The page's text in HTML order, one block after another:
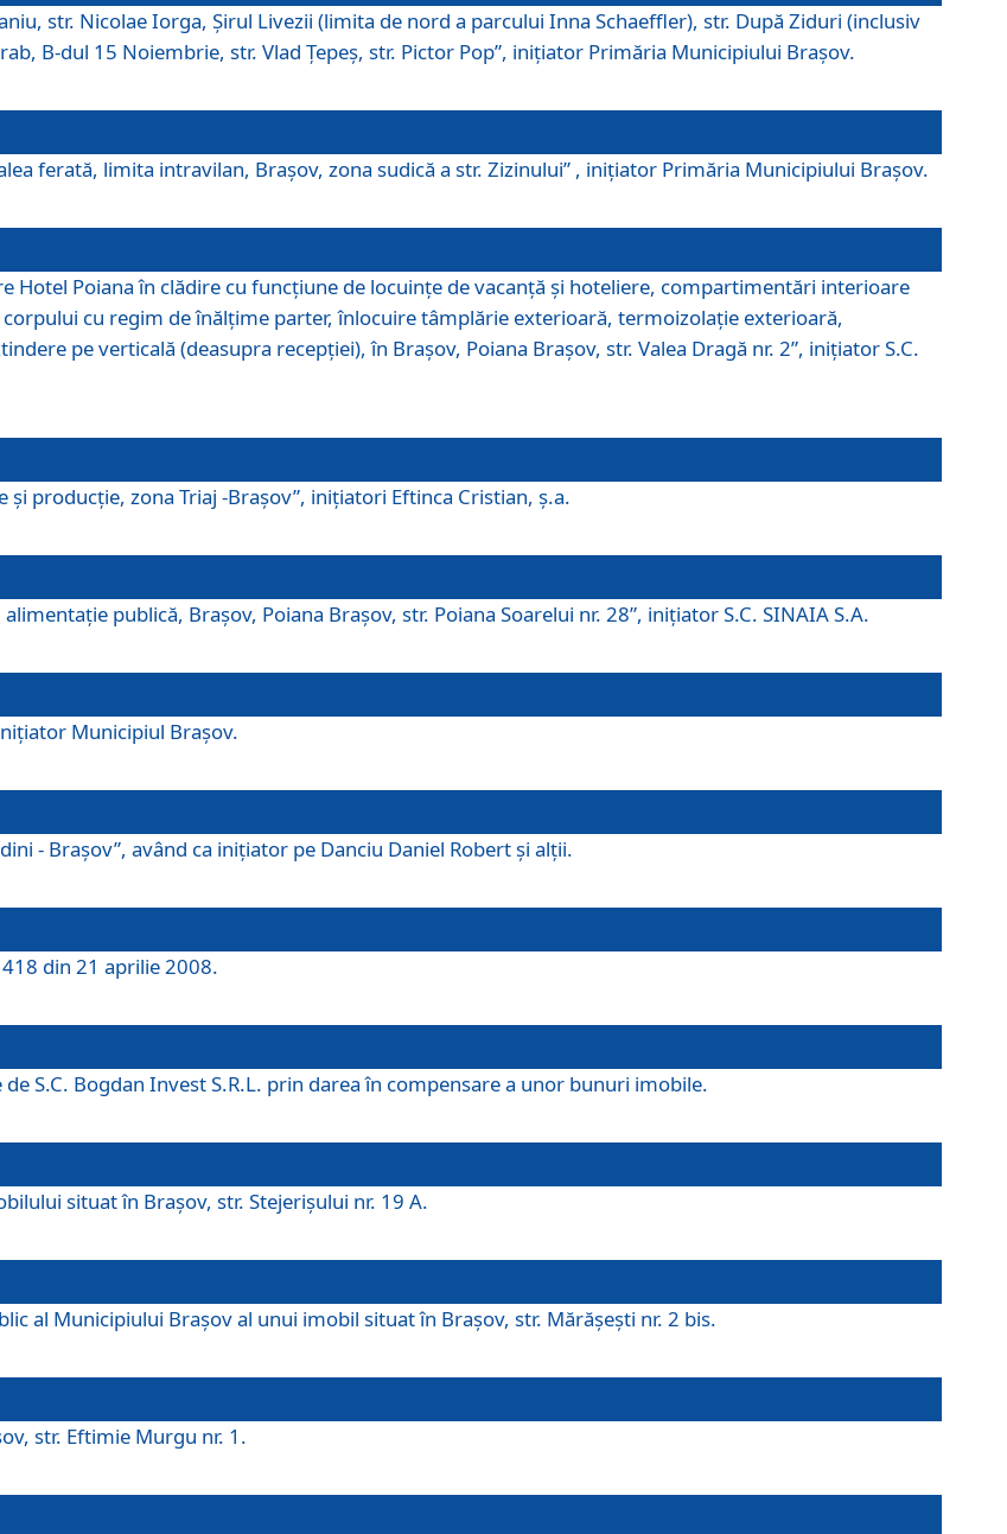
str. Nicolae Iorga, Şirul Livezii (limita de nord a parcului Inna Schaeffler), str. După Ziduri (inclusiv
B-dul 15 Noiembrie, str. Vlad Ţepeş, str. Pictor Pop”, iniţiator Primăria Municipiului Braşov.
ferată, limita intravilan, Braşov, zona sudică a str. Zizinului” , iniţiator Primăria Municipiului Braşov.
Hotel Poiana în clădire cu funcţiune de locuinţe de vacanţă şi hoteliere, compartimentări interioare
cu regim de înălţime parter, înlocuire tâmplărie exterioară, termoizolaţie exterioară,
pe verticală (deasupra recepţiei), în Braşov, Poiana Braşov, str. Valea Dragă nr. 2”, iniţiator S.C.
producţie, zona Triaj -Braşov”, iniţiatori Eftinca Cristian, ş.a.
publică, Braşov, Poiana Braşov, str. Poiana Soarelui nr. 28”, iniţiator S.C. SINAIA S.A.
Municipiul Braşov.
- Braşov”, având ca iniţiator pe Danciu Daniel Robert şi alţii.
din 21 aprilie 2008.
S.C. Bogdan Invest S.R.L. prin darea în compensare a unor bunuri imobile.
situat în Braşov, str. Stejerişului nr. 19 A.
al Municipiului Braşov al unui imobil situat în Braşov, str. Mărăşeşti nr. 2 bis.
str. Eftimie Murgu nr. 1.